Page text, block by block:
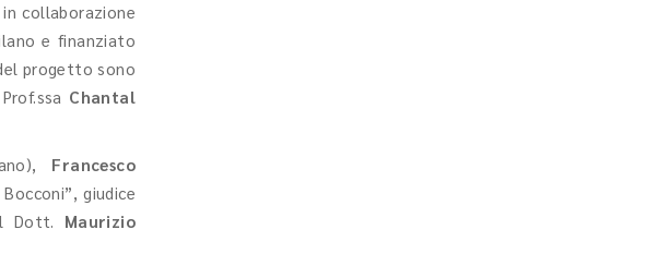
in collaborazione
e finanziato
progetto sono
Chantal
Francesco
giudice
Dott. Maurizio